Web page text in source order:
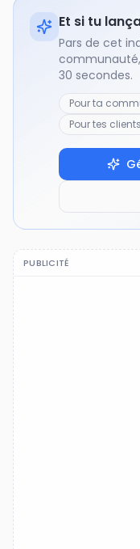
Et si tu
Pars de cet
30 secondes.
Pour ta
Pour tes clients
PUBLICITÉ